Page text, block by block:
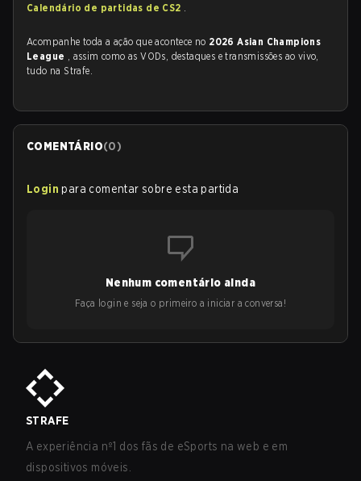
Calendário de partidas de CS2 .
Acompanhe toda a ação que acontece no 2026 Asian Champions
League , assim como as VODs, destaques e transmissões ao vivo,
tudo na Strafe.
COMENTÁRIO(0)
Login para comentar sobre esta partida
Nenhum comentário ainda
Faça login e seja o primeiro a iniciar a conversa!
STRAFE
A experiência nº1 dos fãs de eSports na web e em
dispositivos móveis.